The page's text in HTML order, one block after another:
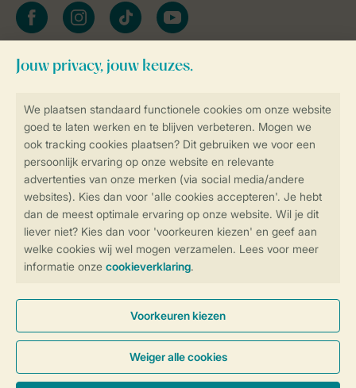
Controle over jouw gegevens &
Instellingen wijzigen
Veilig en snel online boeken
Veilige gegevensoverdracht
Veilige betaling
facebookinstagramtiktok youtube
Blijf op de hoogte
Algemene Voorwaarden Privacy Notice Cookies en banners